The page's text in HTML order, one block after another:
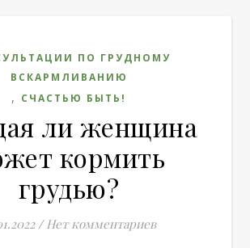
ПО ГРУДНОМУ
ВСКАРМЛИВАНИЮ
, СЧАСТЬЮ БЫТЬ!
ли женщина
кормить
грудью?
/ Нет комментариев